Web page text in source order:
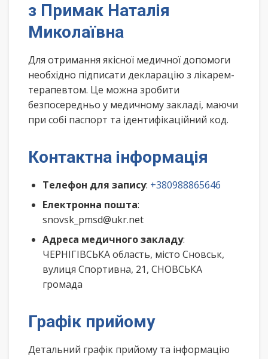
з Примак Наталія
Миколаївна
Для отримання якісної медичної допомоги
необхідно підписати декларацію з лікарем-
терапевтом. Це можна зробити
безпосередньо у медичному закладі, маючи
при собі паспорт та ідентифікаційний код.
Контактна інформація
Телефон для запису: +380988865646
Електронна пошта:
snovsk_pmsd@ukr.net
Адреса медичного закладу:
ЧЕРНІГІВСЬКА область, місто Сновськ,
вулиця Спортивна, 21, СНОВСЬКА
громада
Графік прийому
Детальний графік прийому та інформацію